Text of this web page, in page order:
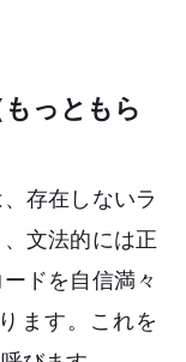
っともら
存在しないラ
文法的には正
ドを自信満々
ます。これを